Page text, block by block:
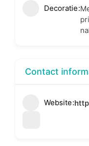
Decoratie
Contact
Website